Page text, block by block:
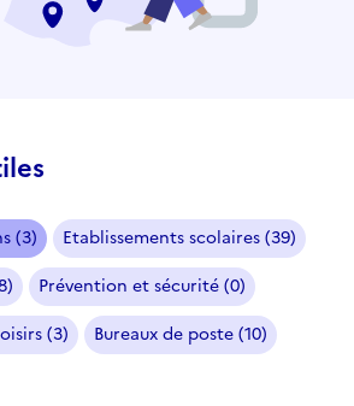
(3)
Etablissements scolaires (39)
Prévention et sécurité (0)
(3)
Bureaux de poste (10)